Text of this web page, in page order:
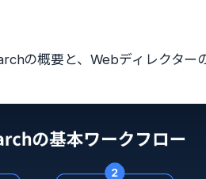
の概要と、Webディレクター